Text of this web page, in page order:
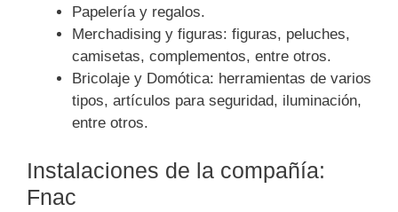
Papelería y regalos.
Merchadising y figuras: figuras, peluches,
camisetas, complementos, entre otros.
Bricolaje y Domótica: herramientas de varios
tipos, artículos para seguridad, iluminación,
entre otros.
Instalaciones de la compañía:
Fnac